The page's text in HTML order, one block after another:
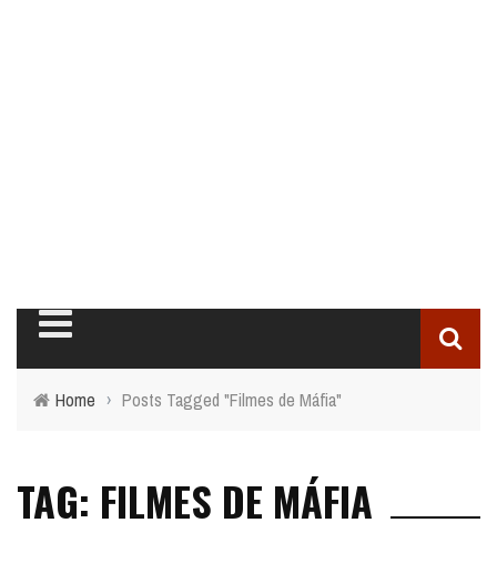
Home › Posts Tagged "Filmes de Máfia"
TAG: FILMES DE MÁFIA